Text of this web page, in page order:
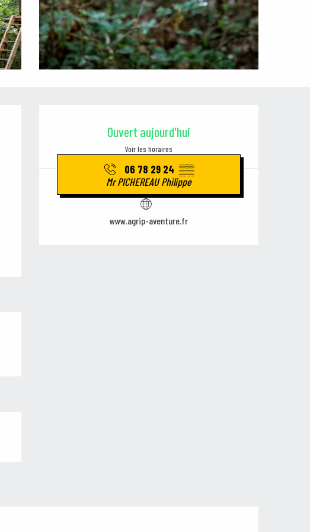
Ouvert aujourd'hui
Voir les horaires
06 78 29 24 ▒▒
Mr PICHEREAU Philippe
www.agrip-aventure.fr